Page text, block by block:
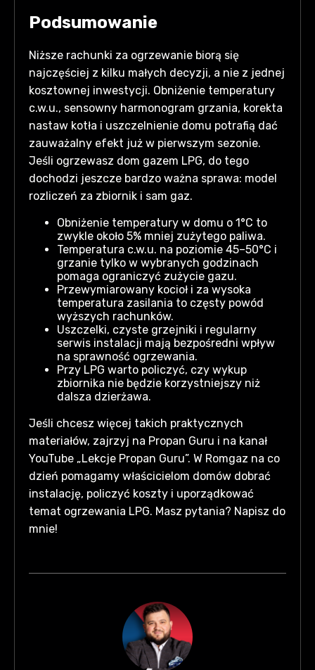
Podsumowanie
Niższe rachunki za ogrzewanie biorą się
najczęściej z kilku małych decyzji, a nie z jednej
kosztownej inwestycji. Obniżenie temperatury
c.w.u., sensowny harmonogram grzania, korekta
nastaw kotła i uszczelnienie domu potrafią dać
zauważalny efekt już w pierwszym sezonie.
Jeśli ogrzewasz dom gazem LPG, do tego
dochodzi jeszcze bardzo ważna sprawa: model
rozliczeń za zbiornik i sam gaz.
Obniżenie temperatury w domu o 1°C to
zwykle około 5% mniej zużytego paliwa.
Temperatura c.w.u. na poziomie 45–50°C i
grzanie tylko w wybranych godzinach
pomaga ograniczyć zużycie gazu.
Przewymiarowany kocioł i za wysoka
temperatura zasilania to częsty powód
wyższych rachunków.
Uszczelki, czyste grzejniki i regularny
serwis instalacji mają bezpośredni wpływ
na sprawność ogrzewania.
Przy LPG warto policzyć, czy wykup
zbiornika nie będzie korzystniejszy niż
dalsza dzierżawa.
Jeśli chcesz więcej takich praktycznych
materiałów, zajrzyj na Propan Guru i na kanał
YouTube „Lekcje Propan Guru”. W Romgaz na co
dzień pomagamy właścicielom domów dobrać
instalację, policzyć koszty i uporządkować
temat ogrzewania LPG. Masz pytania? Napisz do
mnie!